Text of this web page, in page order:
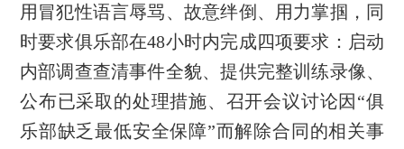
用冒犯性语言辱骂、故意绊倒、用力掌掴，同
时要求俱乐部在48小时内完成四项要求：启动
内部调查查清事件全貌、提供完整训练录像、
公布已采取的处理措施、召开会议讨论因“俱
乐部缺乏最低安全保障”而解除合同的相关事